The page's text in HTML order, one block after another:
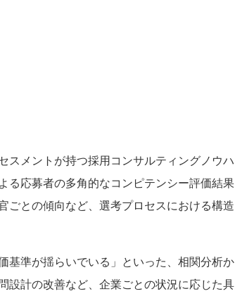
メントが持つ採用コンサルティングノウハ
る応募者の多角的なコンピテンシー評価結果
ごとの傾向など、選考プロセスにおける構造
準が揺らいでいる」といった、相関分析か
設計の改善など、企業ごとの状況に応じた具